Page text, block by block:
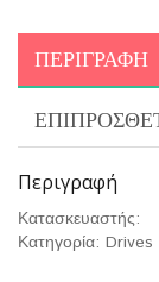
ΠΕΡΙΓΡΑΦΉ
Περιγραφή
Κατασκευαστής:
Κατηγορία: Drives